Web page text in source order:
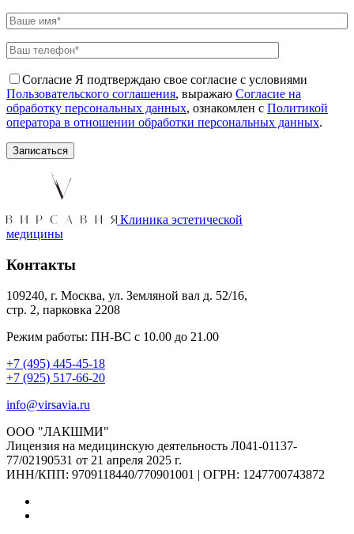
Согласие Я подтверждаю свое согласие с условиями
Пользовательского соглашения, выражаю Согласие на
обработку персональных данных, ознакомлен с Политикой
оператора в отношении обработки персональных данных.
Клиника эстетической
медицины
Контакты
109240, г. Москва, ул. Земляной вал д. 52/16,
стр. 2, парковка 2208
Режим работы: ПН-ВС с 10.00 до 21.00
+7 (495) 445-45-18
+7 (925) 517-66-20
info@virsavia.ru
ООО "ЛАКШМИ"
Лицензия на медицинскую деятельность Л041-01137-
77/02190531 от 21 апреля 2025 г.
ИНН/КПП: 9709118440/770901001 | ОГРН: 1247700743872